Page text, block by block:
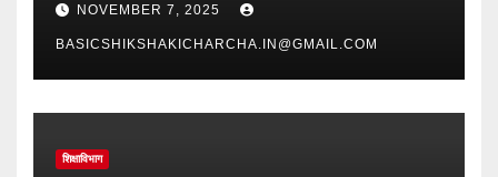
NOVEMBER 7, 2025
BASICSHIKSHAKICHARCHA.IN@GMAIL.COM
शिक्षाविभाग